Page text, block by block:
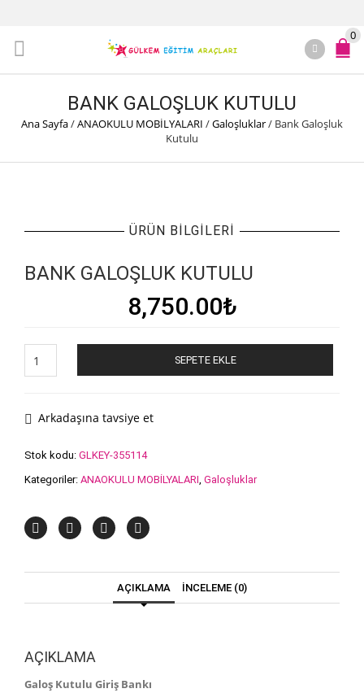
0
BANK GALOŞLUK KUTULU
Ana Sayfa/ANAOKULU MOBİLYALARI /Galoşluklar/ Bank Galoşluk
Kutulu
ÜRÜN BILGILERI
BANK GALOŞLUK KUTULU
8,750.00₺
Galoşluk
SEPETE EKLE
Arkadaşına tavsiye et
Stok kodu: GLKEY-355114
Kategoriler: ANAOKULU MOBİLYALARI Galoşluklar
AÇIKLAMA İNCELEME (0)
AÇIKLAMA
Galoş Kutulu Giriş Bankı